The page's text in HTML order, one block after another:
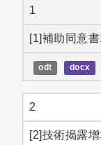
1
[1]補助同意
odt docx
2
[2]技術揭露